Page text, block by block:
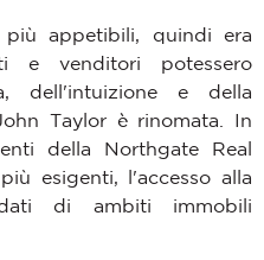
appetibili, quindi era
e venditori potessero
dell'intuizione e della
Taylor è rinomata. In
della Northgate Real
esigenti, l'accesso alla
di ambiti immobili